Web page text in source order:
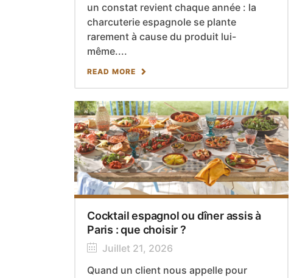
un constat revient chaque année : la
charcuterie espagnole se plante
rarement à cause du produit lui-
même....
READ MORE
Cocktail espagnol ou dîner assis à
Paris : que choisir ?
Juillet 21, 2026
Quand un client nous appelle pour